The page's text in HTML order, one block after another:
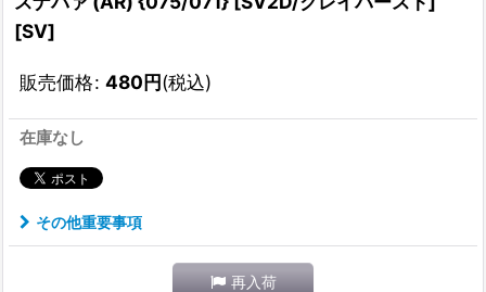
[SV]
販売価格: 480円(税込)
在庫なし
その他重要事項
再入荷